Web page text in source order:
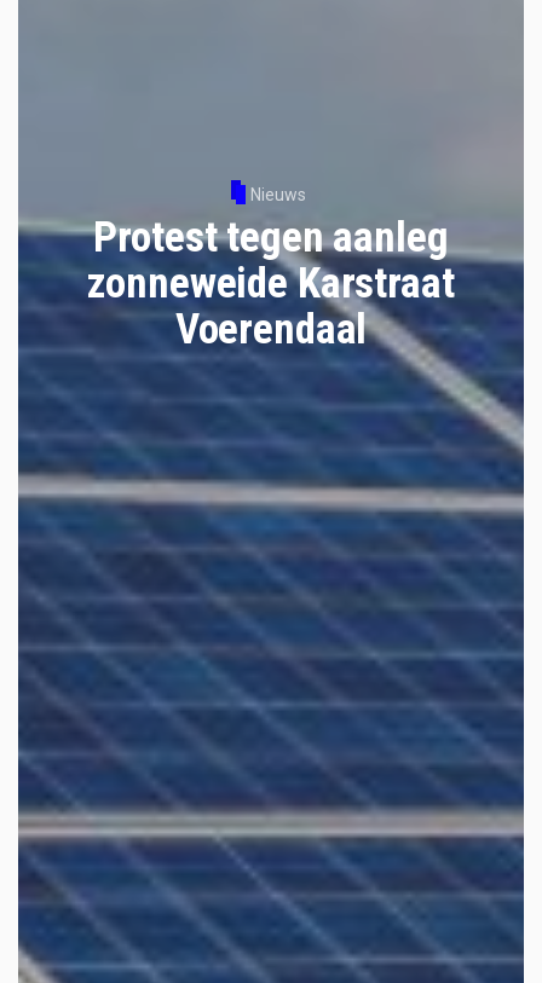
Nieuws
Protest tegen aanleg
zonneweide Karstraat
Voerendaal